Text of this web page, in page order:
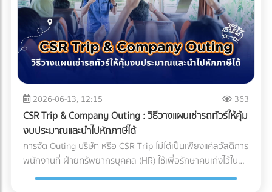
ค่าชุดป้องกัน (Gowning) และการตรวจสอบมาตรฐานประจำปี แต่
สำหรับอุตสาหกรรมการแพทย์ นี่คือการลงทุนที่ประเมินค่าไม่ได้
สำหรับฝ่ายจัดซื้อหรือเจ้าของแบรนด์อุปกรณ์การแพทย์ การ
เลือกพาร์ทเนอร์ หรือ OEM โรงงานพลาสติกที่ได้รับการรับรอง
มาตรฐาน Cleanroom (ISO 14644) และระบบบริหารงาน
คุณภาพสำหรับเครื่องมือแพทย์ (ISO 13485) ไม่เพียงแต่ช่วยลด
ความเสี่ยงในการถูกตีกลับสินค้า (Product Recall) แต่ยัง
เป็นการสร้างความมั่นใจสูงสุดว่า ผลิตภัณฑ์ของคุณจะปลอดภัย
และพร้อมช่วยชีวิตผู้ป่วยได้อย่างแท้จริง
รองสากลเพื่อส่งออกสินค้าไปต่างประเทศ บทสรุป: การเปลี่ยน
มุมมองจาก "ราคา" สู่ "ความคุ้มค่า" แบรนด์ผู้ผลิตเครื่องปรับ
อากาศชั้นนำระดับโลก ล้วนเข้าใจถึงกฎข้อนี้ดี พวกเขาจึงมักไม่
ประนีประนอมกับชิ้นส่วนกลไกที่อยู่ภายใน และเจาะจงเลือกใช้ผู้
ผลิตชิ้นส่วน (OEM) ที่มีกระบวนการตรวจสอบคุณภาพแบบ
Standards หรือมาตรฐาน ISO) เท่านั้น การเปลี่ยนมุมมองจาก
การหา "อะไหล่ที่ถูกที่สุด" เป็น "อะไหล่ที่ลดความเสี่ยงได้มากที่สุด"
คือกุญแจสำคัญที่ทำให้องค์กรเติบโตอย่างยั่งยืน การเลือก
ซัพพลายเออร์จึงไม่ใช่แค่การเปรียบเทียบใบเสนอราคา แต่คือการ
มองหา "พาร์ทเนอร์เชิงกลยุทธ์" ที่สามารถช่วยควบคุม Total
Cost of Ownership ได้อย่างแท้จริง ท้ายที่สุดแล้ว การลงทุนกับ
ชิ้นส่วนที่มีคุณภาพตั้งแต่ต้นทาง ย่อมเป็นทางเลือกที่คุ้มค่ากว่า
ความสำคัญของการขนส่ง ต้องเข้าใจธรรมชาติของผงมัทฉะ
ก่อน มัทฉะคือการนำใบชาทั้งใบไปบดละเอียดด้วยโม่หินจนเป็นผง
ขนาดไมครอน ทำให้ตัวผงชามีพื้นที่ผิวสัมผัสกับอากาศมาก ศัตรู
ตัวร้ายที่ทำลายคุณภาพของมัทฉะมีอยู่ 3 ประการหลัก: ความ
ร้อน (Heat): อุณหภูมิที่สูงเกินไปจะเร่งกระบวนการสลายตัวของ
คลอโรฟิลล์ (Chlorophyll) ทำให้สีเขียวสว่างสดใส (Vibrant
Green) กลายเป็นสีเหลืองอมน้ำตาล (Yellowish-brown)
ออกซิเจน (Oxygen): ทำให้เกิดปฏิกิริยาออกซิเดชัน (Oxidation)
ซึ่งจะทำลายสารประกอบที่ให้กลิ่นหอม (Aroma) และสารต้าน
อนุมูลอิสระ (Catechins) ทำให้รสชาติอูมามิหายไป และเกิดความ
ขมฝาดขึ้นมาแทน ความชื้นและแสง (Moisture & Light): เร่งการ
เติบโตของจุลินทรีย์ และทำให้สีของชาซีดจางลงอย่างรวดเร็ว
Cold Chain Logistics ทำงานอย่างไรในเส้นทาง ญี่ปุ่น-ไทย?
2026-06-13, 12:15 363
CSR Trip & Company Outing : วิธีวางแผนเช่ารถทัวร์ให้คุ้ม
งบประมาณและนำไปหักภาษีได้
การจัด Outing บริษัท หรือ CSR Trip ไม่ได้เป็นเพียงแค่สวัสดิการ
พนักงานที่ ฝ่ายทรัพยากรบุคคล (HR) ใช้เพื่อรักษาคนเก่งไว้ใน
องค์กรเท่านั้น แต่ในมุมมองของผู้บริหารและฝ่ายบัญชี กิจกรรม